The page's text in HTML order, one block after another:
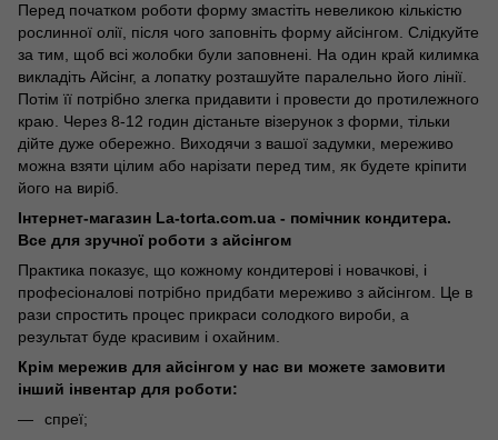
Перед початком роботи форму змастіть невеликою кількістю
рослинної олії, після чого заповніть форму айсінгом. Слідкуйте
за тим, щоб всі жолобки були заповнені. На один край килимка
викладіть Айсінг, а лопатку розташуйте паралельно його лінії.
Потім її потрібно злегка придавити і провести до протилежного
краю. Через 8-12 годин дістаньте візерунок з форми, тільки
дійте дуже обережно. Виходячи з вашої задумки, мереживо
можна взяти цілим або нарізати перед тим, як будете кріпити
його на виріб.
Інтернет-магазин La-torta.com.ua - помічник кондитера.
Все для зручної роботи з айсінгом
Практика показує, що кожному кондитерові і новачкові, і
професіоналові потрібно придбати мереживо з айсінгом. Це в
рази спростить процес прикраси солодкого вироби, а
результат буде красивим і охайним.
Крім мережив для айсінгом у нас ви можете замовити
інший інвентар для роботи:
спреї;